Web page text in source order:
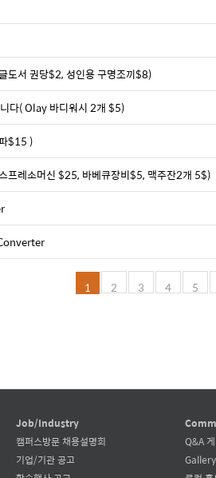
도서 권당$2, 성인용 구명조끼$8)
다( Olay 바디워시 2개 $5)
$15 )
프레소머신 $25, 바베큐장비$5, 맥주잔2개 5$)
1 2 3 4 5
Job/Industry
캠퍼스방문 채용설명회
기업/기관 공고
Q&A
Gallery